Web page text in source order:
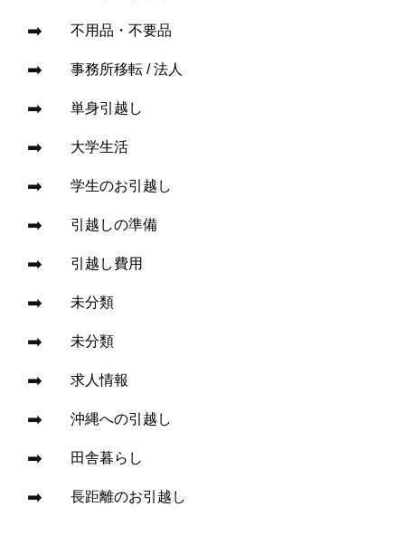
不用品・不要品
事務所移転 / 法人
単身引越し
大学生活
学生のお引越し
引越しの準備
引越し費用
未分類
未分類
求人情報
沖縄への引越し
田舎暮らし
長距離のお引越し